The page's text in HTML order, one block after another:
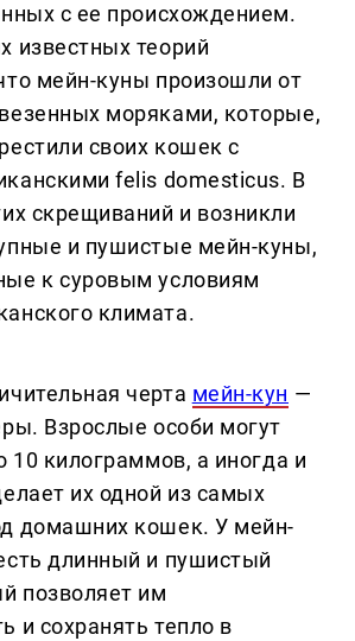
с ее происхождением.
известных теорий
мейн-куны произошли от
моряками, которые,
своих кошек с
felis domesticus. В
скрещиваний и возникли
и пушистые мейн-куны,
к суровым условиям
климата.
черта мейн-кун —
Взрослые особи могут
10 килограммов, а иногда и
их одной из самых
домашних кошек. У мейн-
длинный и пушистый
позволяет им
и сохранять тепло в